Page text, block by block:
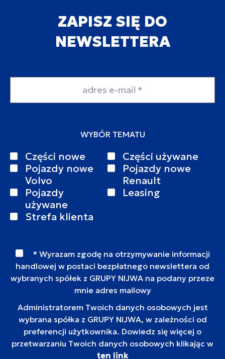
ZAPISZ SIĘ DO
NEWSLETTERA
WYBÓR TEMATU
Części nowe
Części używane
Pojazdy nowe
Volvo
Pojazdy nowe
Renault
Pojazdy
używane
Leasing
Strefa klienta
* Wyrazam zgodę na otrzymywanie informacji
handlowej w postaci bezpłatnego newslettera od
wybranych spółek z GRUPY NIJWA na podany przeze
mnie adres mailowy
Administratorem Twoich danych osobowych jest
wybrana spółka z GRUPY NIJWA, w zależności od
preferencji użytkownika. Dowiedz się więcej o
przetwarzaniu Twoich danych osobowych klikając w
ten link